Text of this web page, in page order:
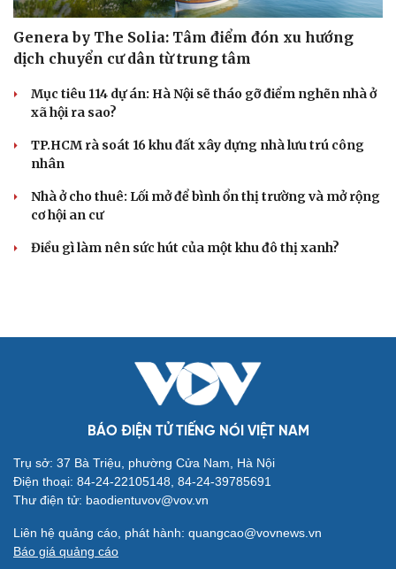
Genera by The Solia: Tâm điểm đón xu hướng
dịch chuyển cư dân từ trung tâm
Mục tiêu 114 dự án: Hà Nội sẽ tháo gỡ điểm nghẽn nhà ở
xã hội ra sao?
TP.HCM rà soát 16 khu đất xây dựng nhà lưu trú công
nhân
Nhà ở cho thuê: Lối mở để bình ổn thị trường và mở rộng
cơ hội an cư
Điều gì làm nên sức hút của một khu đô thị xanh?
BÁO ĐIỆN TỬ TIẾNG NÓI VIỆT NAM
Trụ sở: 37 Bà Triệu, phường Cửa Nam, Hà Nội
Điện thoại: 84-24-22105148, 84-24-39785691
Thư điện tử: baodientuvov@vov.vn
Liên hệ quảng cáo, phát hành: quangcao@vovnews.vn
Báo giá quảng cáo